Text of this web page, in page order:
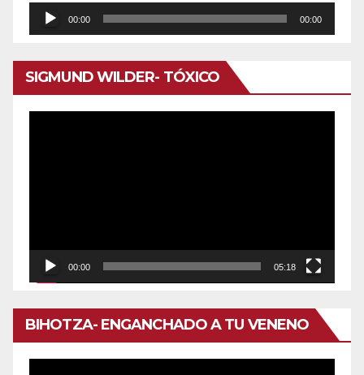
Reproductor
de
audio
00:00 00:00
SIGMUND WILDER- TÓXICO
00:00 05:18
BIHOTZA- ENGANCHADO A TU VENENO